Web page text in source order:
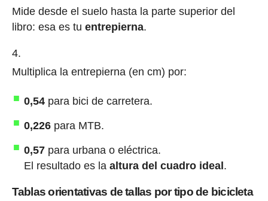
Mide desde el suelo hasta la parte superior del
libro: esa es tu entrepierna.
Multiplica la entrepierna (en cm) por:
0,54para bici de carretera.
0,226para MTB.
0,57para urbana o eléctrica.
El resultado es la altura del cuadro ideal.
Tablas orientativas de tallas por tipo de bicicleta